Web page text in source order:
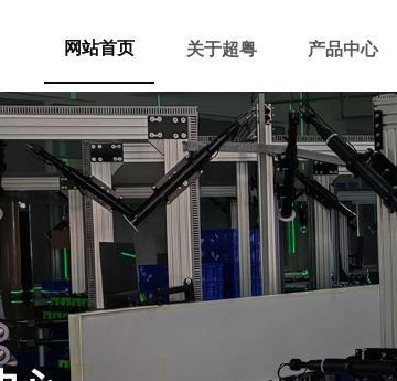
网站首页 关于超粤 产品中心